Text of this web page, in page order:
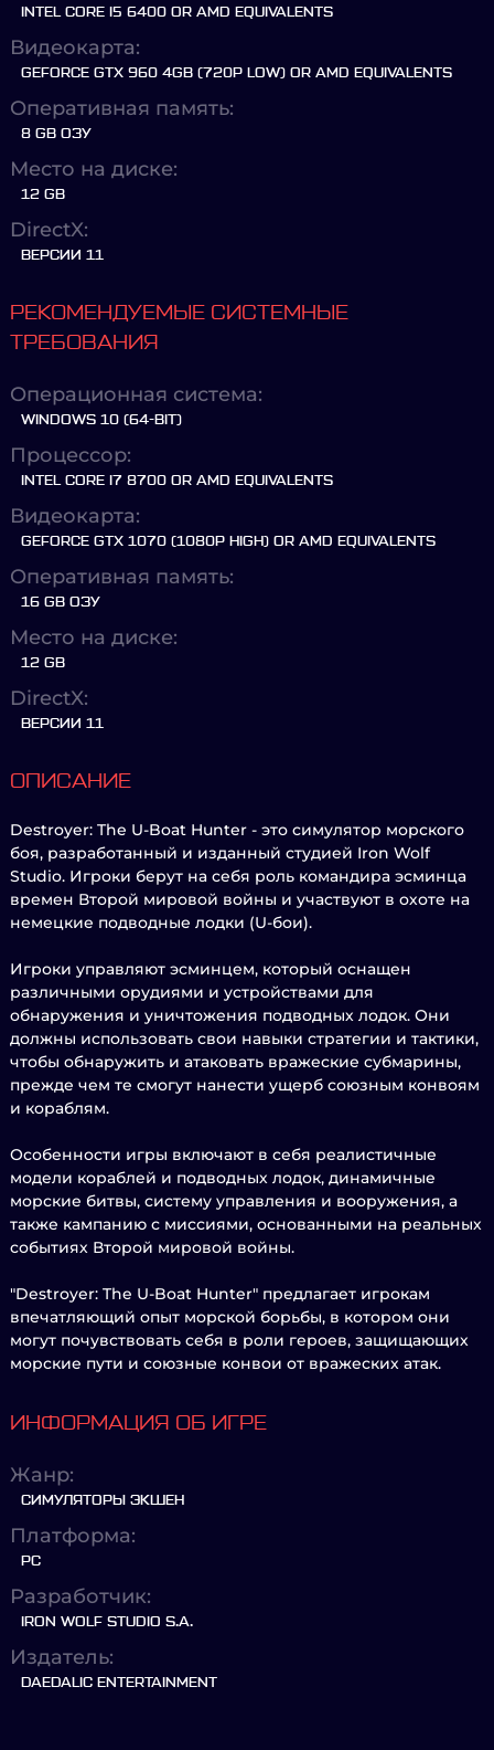
INTEL CORE I5 6400 OR AMD EQUIVALENTS
Видеокарта:
GEFORCE GTX 960 4GB (720P LOW) OR AMD EQUIVALENTS
Оперативная память:
8 GB ОЗУ
Место на диске:
12 GB
DirectX:
ВЕРСИИ 11
РЕКОМЕНДУЕМЫЕ СИСТЕМНЫЕ
ТРЕБОВАНИЯ
Операционная система:
WINDOWS 10 (64-BIT)
Процессор:
INTEL CORE I7 8700 OR AMD EQUIVALENTS
Видеокарта:
GEFORCE GTX 1070 (1080P HIGH) OR AMD EQUIVALENTS
Оперативная память:
16 GB ОЗУ
Место на диске:
12 GB
DirectX:
ВЕРСИИ 11
ОПИСАНИЕ
Destroyer: The U-Boat Hunter - это симулятор морского
боя, разработанный и изданный студией Iron Wolf
Studio. Игроки берут на себя роль командира эсминца
времен Второй мировой войны и участвуют в охоте на
немецкие подводные лодки (U-бои).
Игроки управляют эсминцем, который оснащен
различными орудиями и устройствами для
обнаружения и уничтожения подводных лодок. Они
должны использовать свои навыки стратегии и тактики,
чтобы обнаружить и атаковать вражеские субмарины,
прежде чем те смогут нанести ущерб союзным конвоям
и кораблям.
Особенности игры включают в себя реалистичные
модели кораблей и подводных лодок, динамичные
морские битвы, систему управления и вооружения, а
также кампанию с миссиями, основанными на реальных
событиях Второй мировой войны.
"Destroyer: The U-Boat Hunter" предлагает игрокам
впечатляющий опыт морской борьбы, в котором они
могут почувствовать себя в роли героев, защищающих
морские пути и союзные конвои от вражеских атак.
ИНФОРМАЦИЯ ОБ ИГРЕ
Жанр:
СИМУЛЯТОРЫ ЭКШЕН
Платформа:
PC
Разработчик:
IRON WOLF STUDIO S.A.
Издатель:
DAEDALIC ENTERTAINMENT